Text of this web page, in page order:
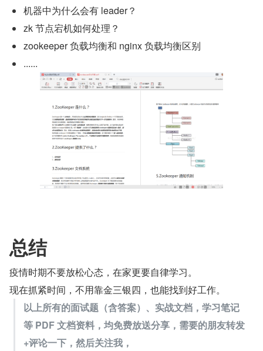
机器中为什么会有 leader？
zk 节点宕机如何处理？
zookeeper 负载均衡和 nginx 负载均衡区别
......
总结
疫情时期不要放松心态，在家更要自律学习。
现在抓紧时间，不用靠金三银四，也能找到好工作。
以上所有的面试题（含答案）、实战文档，学习笔记
等 PDF 文档资料，均免费放送分享，需要的朋友转发
+评论一下，然后关注我，